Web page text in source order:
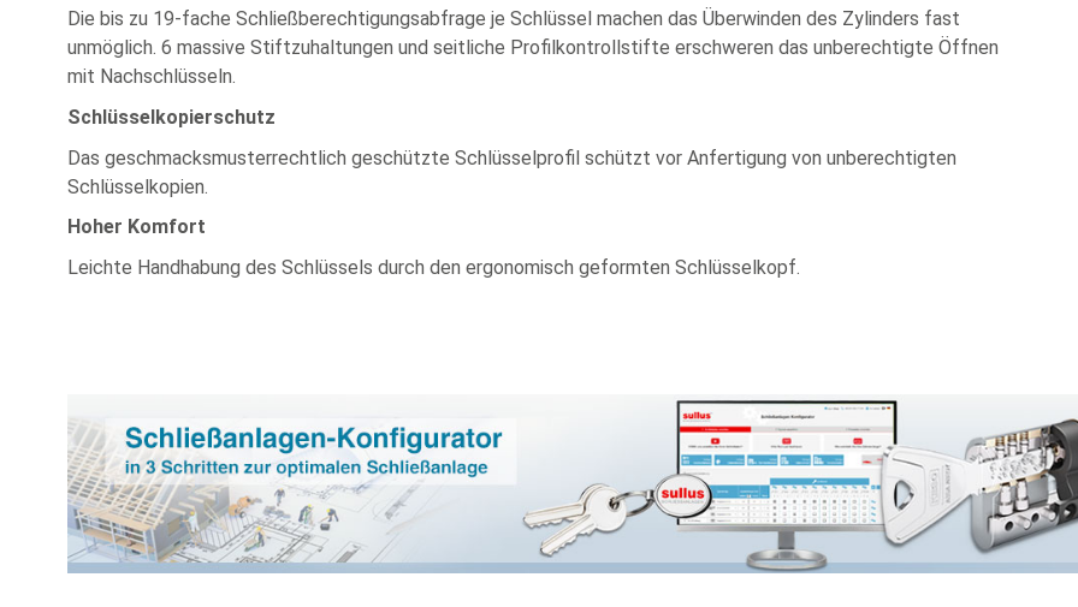
Die bis zu 19-fache Schließberechtigungsabfrage je Schlüssel machen das Überwinden des Zylinders fast
unmöglich. 6 massive Stiftzuhaltungen und seitliche Profilkontrollstifte erschweren das unberechtigte Öffnen
mit Nachschlüsseln.
Schlüsselkopierschutz
Das geschmacksmusterrechtlich geschützte Schlüsselprofil schützt vor Anfertigung von unberechtigten
Schlüsselkopien.
Hoher Komfort
Leichte Handhabung des Schlüssels durch den ergonomisch geformten Schlüsselkopf.